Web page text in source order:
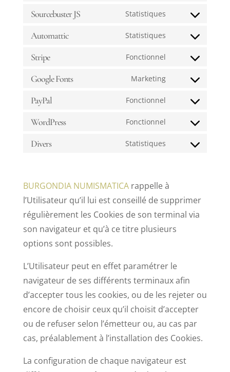
litespeed
(elegant-
Sourcebuster JS Statistiques
Consent
sourcebuster-
Automattic Statistiques
Consent
automattic
Stripe Fonctionnel
Consent
stripe
Google Fonts Marketing
Consent
google-
fonts
PayPal Fonctionnel
Consent
paypal
WordPress Fonctionnel
Consent
Divers Statistiques
Consent
BURGONDIA NUMISMATICArappelle à
l’Utilisateur qu’il lui est conseillé de supprimer
régulièrement les Cookies de son terminal via
son navigateur et qu’à ce titre plusieurs
options sont possibles.
L’Utilisateur peut en effet paramétrer le
navigateur de ses différents terminaux afin
d’accepter tous les cookies, ou de les rejeter ou
encore de choisir ceux qu’il choisit d’accepter
ou de refuser selon l’émetteur ou, au cas par
cas, préalablement à l’installation des Cookies.
La configuration de chaque navigateur est